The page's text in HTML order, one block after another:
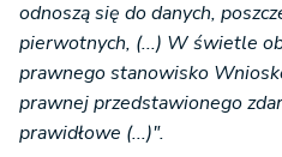
odnoszą się do danych,
pierwotnych, (...) W świetle
prawnego stanowisko
prawnej przedstawionego
prawidłowe (...)".